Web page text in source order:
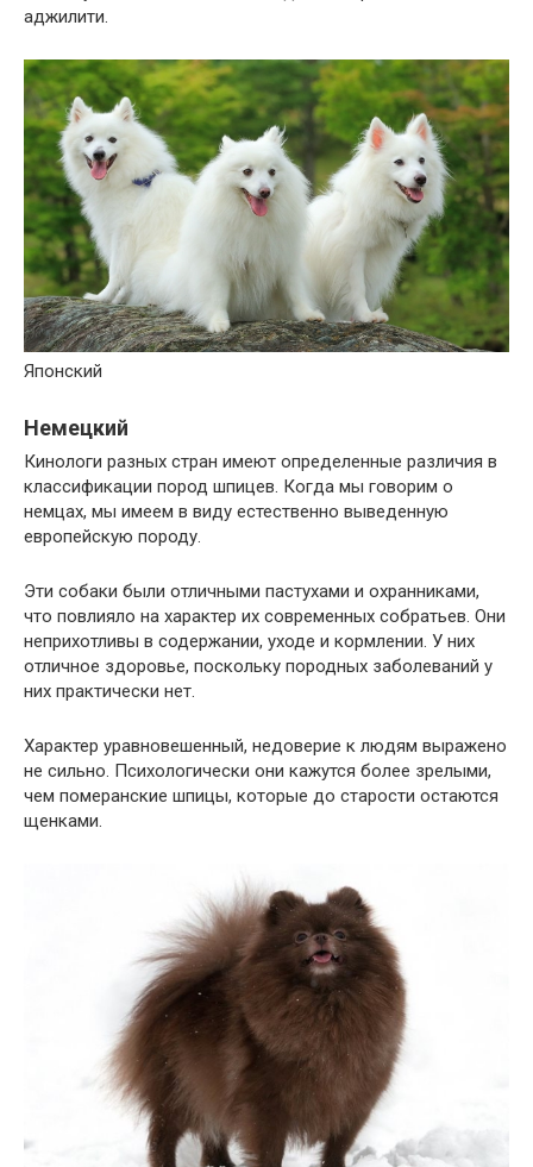
аджилити.
Японский
Немецкий
Кинологи разных стран имеют определенные различия в
классификации пород шпицев. Когда мы говорим о
немцах, мы имеем в виду естественно выведенную
европейскую породу.
Эти собаки были отличными пастухами и охранниками,
что повлияло на характер их современных собратьев. Они
неприхотливы в содержании, уходе и кормлении. У них
отличное здоровье, поскольку породных заболеваний у
них практически нет.
Характер уравновешенный, недоверие к людям выражено
не сильно. Психологически они кажутся более зрелыми,
чем померанские шпицы, которые до старости остаются
щенками.